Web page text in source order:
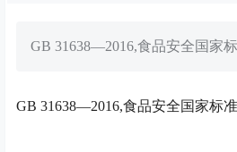
GB 31638—2016,食品安全国家
GB 31638—2016,食品安全国家标